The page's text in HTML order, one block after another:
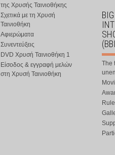
της Χρυσής Ταινιοθήκης
Σχετικά με τη Χρυσή
Ταινιοθήκη
Αφιερώματα
Συνεντεύξεις
DVD Χρυσή Ταινιοθήκη 1
Είσοδος & εγγραφή μελών
στη Χρυσή Ταινιοθήκη
The